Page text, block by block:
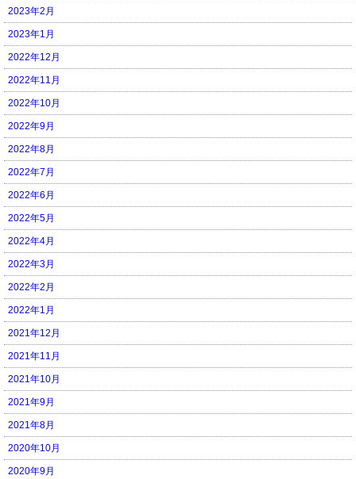
2023年2月
2023年1月
2022年12月
2022年11月
2022年10月
2022年9月
2022年8月
2022年7月
2022年6月
2022年5月
2022年4月
2022年3月
2022年2月
2022年1月
2021年12月
2021年11月
2021年10月
2021年9月
2021年8月
2020年10月
2020年9月